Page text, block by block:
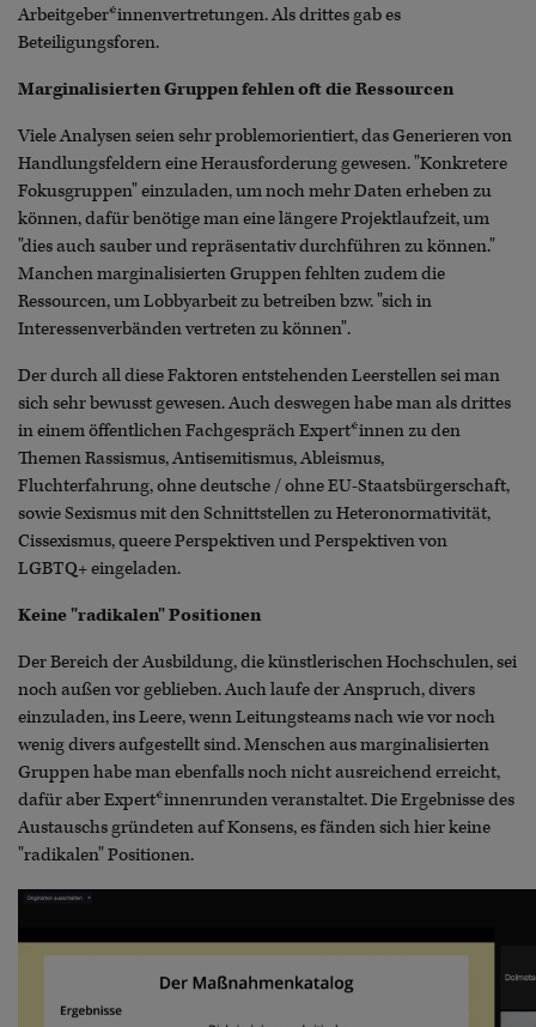
Arbeitgeber*innenvertretungen. Als drittes gab es
Beteiligungsforen.
Marginalisierten Gruppen fehlen oft die Ressourcen
Viele Analysen seien sehr problemorientiert, das Generieren von
Handlungsfeldern eine Herausforderung gewesen. "Konkretere
Fokusgruppen" einzuladen, um noch mehr Daten erheben zu
können, dafür benötige man eine längere Projektlaufzeit, um
"dies auch sauber und repräsentativ durchführen zu können."
Manchen marginalisierten Gruppen fehlten zudem die
Ressourcen, um Lobbyarbeit zu betreiben bzw. "sich in
Interessenverbänden vertreten zu können".
Der durch all diese Faktoren entstehenden Leerstellen sei man
sich sehr bewusst gewesen. Auch deswegen habe man als drittes
in einem öffentlichen Fachgespräch Expert*innen zu den
Themen Rassismus, Antisemitismus, Ableismus,
Fluchterfahrung, ohne deutsche / ohne EU-Staatsbürgerschaft,
sowie Sexismus mit den Schnittstellen zu Heteronormativität,
Cissexismus, queere Perspektiven und Perspektiven von
LGBTQ+ eingeladen.
Keine "radikalen" Positionen
Der Bereich der Ausbildung, die künstlerischen Hochschulen, sei
noch außen vor geblieben. Auch laufe der Anspruch, divers
einzuladen, ins Leere, wenn Leitungsteams nach wie vor noch
wenig divers aufgestellt sind. Menschen aus marginalisierten
Gruppen habe man ebenfalls noch nicht ausreichend erreicht,
dafür aber Expert*innenrunden veranstaltet. Die Ergebnisse des
Austauschs gründeten auf Konsens, es fänden sich hier keine
"radikalen" Positionen.